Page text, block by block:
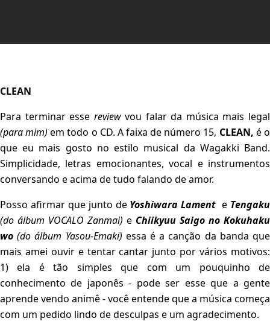
CLEAN
Para terminar esse reviewvou falar da música mais legal
(para mim) em todo o CD. A faixa de número 15, CLEAN, é o
que eu mais gosto no estilo musical da Wagakki Band.
Simplicidade, letras emocionantes, vocal e instrumentos
conversando e acima de tudo falando de amor.
Posso afirmar que junto de Yoshiwara Lament e Tengaku
(do álbum VOCALO Zanmai) e Chiikyuu Saigo no Kokuhaku
wo(do álbum Yasou-Emaki) essa é a canção da banda que
mais amei ouvir e tentar cantar junto por vários motivos:
1) ela é tão simples que com um pouquinho de
conhecimento de japonês - pode ser esse que a gente
aprende vendo animê - você entende que a música começa
com um pedido lindo de desculpas e um agradecimento.